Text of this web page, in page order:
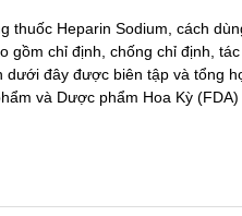
thuốc Heparin Sodium, cách
gồm chỉ định, chống chỉ định,
dưới đây được biên tập và tổng
và Dược phẩm Hoa Kỳ